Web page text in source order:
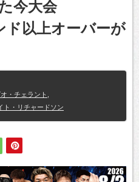
今大会
以上オーバーが
・チェラント
ト・リチャードソン